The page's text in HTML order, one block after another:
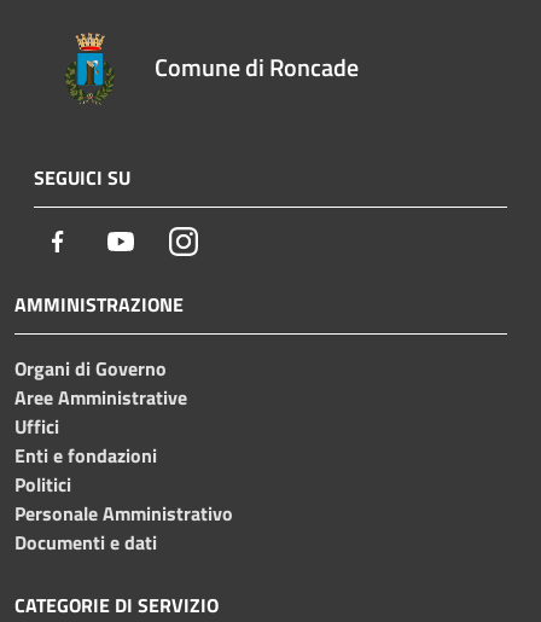
Comune di Roncade
SEGUICI SU
Facebook YoutubeInstagram
AMMINISTRAZIONE
Organi di Governo
Aree Amministrative
Uffici
Enti e fondazioni
Politici
Personale Amministrativo
Documenti e dati
CATEGORIE DI SERVIZIO